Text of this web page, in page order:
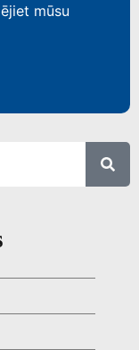
mūsu